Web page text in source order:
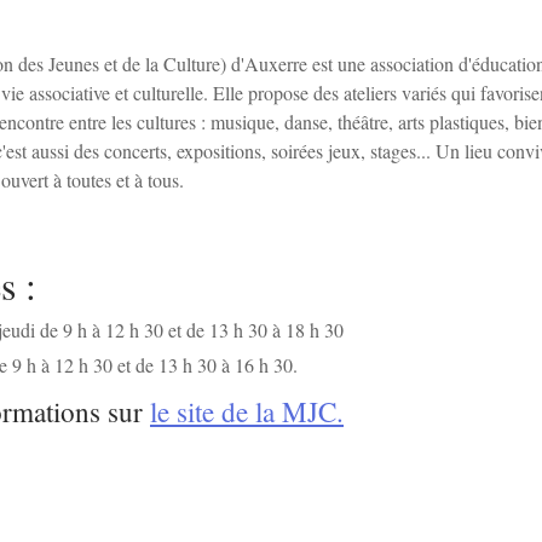
des Jeunes et de la Culture) d'Auxerre est une association
associative et culturelle. Elle propose des ateliers variés qui
entre les cultures : musique, danse, théâtre, arts plastiques,
aussi des concerts, expositions, soirées jeux, stages... Un lieu
à toutes et à tous.
:
de 9 h à 12 h 30 et de 13 h 30 à 18 h 30
9 h à 12 h 30 et de 13 h 30 à 16 h 30.
surle site de la MJC.